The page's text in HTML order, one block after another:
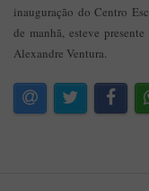
inauguração do Centro
de manhã, esteve
Alexandre Ventura.